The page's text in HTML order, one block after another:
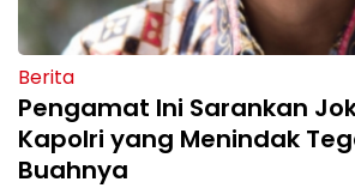
Berita
Pengamat Ini Sarankan
Kapolri yang Menindak
Buahnya